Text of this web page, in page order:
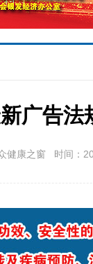
广告法
健康之窗 时间：